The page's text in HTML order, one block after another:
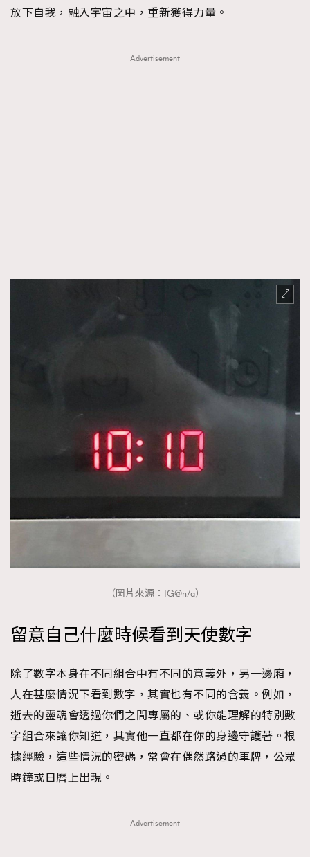
放下自我，融入宇宙之中，重新獲得力量。
Advertisement
（圖片來源：IG@n/a）
留意自己什麼時候看到天使數字
除了數字本身在不同組合中有不同的意義外，另一邊廂，
人在甚麼情況下看到數字，其實也有不同的含義。例如，
逝去的靈魂會透過你們之間專屬的、或你能理解的特別數
字組合來讓你知道，其實他一直都在你的身邊守護著。根
據經驗，這些情況的密碼，常會在偶然路過的車牌，公眾
時鐘或日曆上出現。
Advertisement